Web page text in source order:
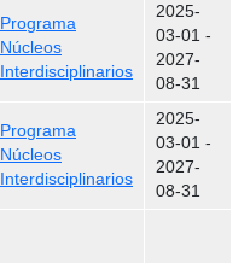
Programa
Núcleos
Interdisciplinarios
2025-
03-01 -
2027-
08-31
Programa
Núcleos
Interdisciplinarios
2025-
03-01 -
2027-
08-31